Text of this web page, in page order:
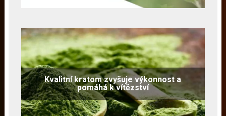
Kvalitní kratom zvyšuje výkonnost a
pomáhá k vítězství